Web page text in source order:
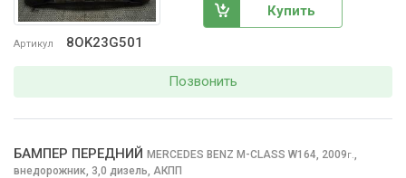
Артикул 8OK23G501
Купить
Позвонить
БАМПЕР ПЕРЕДНИЙ MERCEDES BENZ M-CLASS W164, 2009г.
внедорожник, 3,0 дизель, АКПП